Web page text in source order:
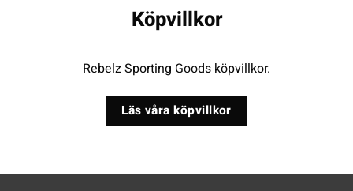
Köpvillkor
Rebelz Sporting Goods köpvillkor.
Läs våra köpvillkor